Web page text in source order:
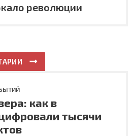
революции
как в
тысячи